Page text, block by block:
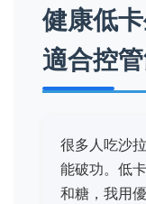
健康低
適合控
很多人吃沙
能破功。低
和糖，我用